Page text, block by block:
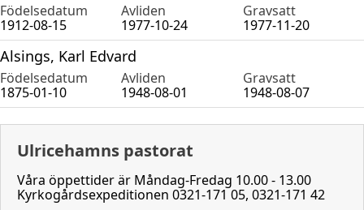
Födelsedatum Avliden
Gravsatt
1912-08-15
1977-10-24 1977-11-20
Alsings, Karl Edvard
Födelsedatum Avliden
Gravsatt
1875-01-10
1948-08-01 1948-08-07
Ulricehamns pastorat
Våra öppettider är Måndag-Fredag 10.00 - 13.00
Kyrkogårdsexpeditionen 0321-171 05, 0321-171 42